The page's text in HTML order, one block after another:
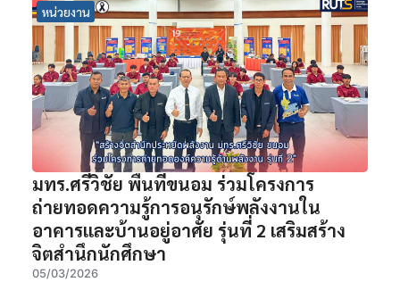
หน่วยงาน
มทร.ศรีวิชัย พื้นที่ขนอม ร่วมโครงการ
ถ่ายทอดความรู้การอนุรักษ์พลังงานใน
อาคารและบ้านอยู่อาศัย รุ่นที่ 2 เสริมสร้าง
จิตสำนึกนักศึกษา
05/03/2026